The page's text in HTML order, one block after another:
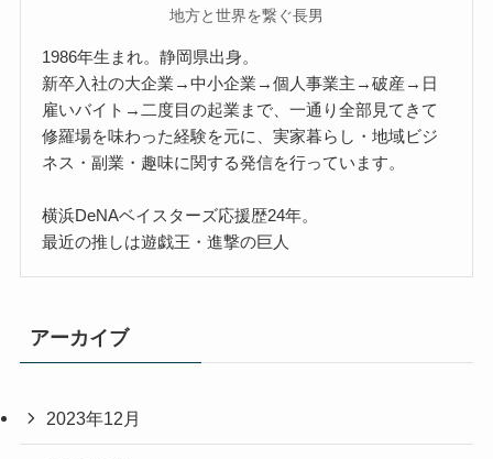
地方と世界を繋ぐ長男
1986年生まれ。静岡県出身。
新卒入社の大企業→中小企業→個人事業主→破産→日
雇いバイト→二度目の起業まで、一通り全部見てきて
修羅場を味わった経験を元に、実家暮らし・地域ビジ
ネス・副業・趣味に関する発信を行っています。
横浜DeNAベイスターズ応援歴24年。
最近の推しは遊戯王・進撃の巨人
アーカイブ
2023年12月